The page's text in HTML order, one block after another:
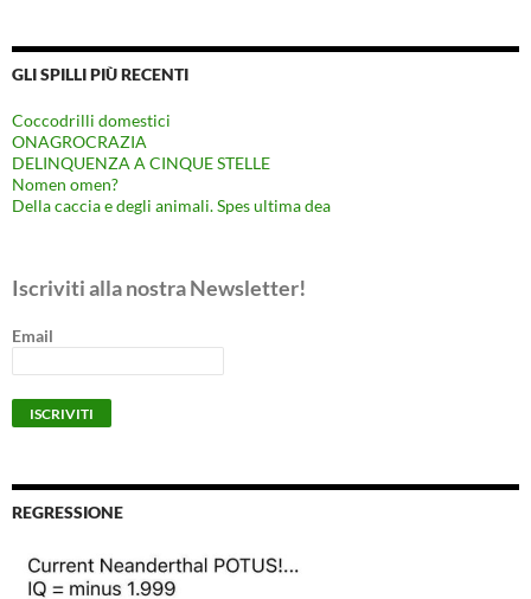
GLI SPILLI PIÙ RECENTI
Coccodrilli domestici
ONAGROCRAZIA
DELINQUENZA A CINQUE STELLE
Nomen omen?
Della caccia e degli animali. Spes ultima dea
Iscriviti alla nostra Newsletter!
Email
REGRESSIONE